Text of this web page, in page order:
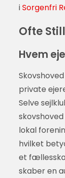
iSorgenfri
Ofte
Hvem
private
Selve
lokal
hvilket
et
skaber en